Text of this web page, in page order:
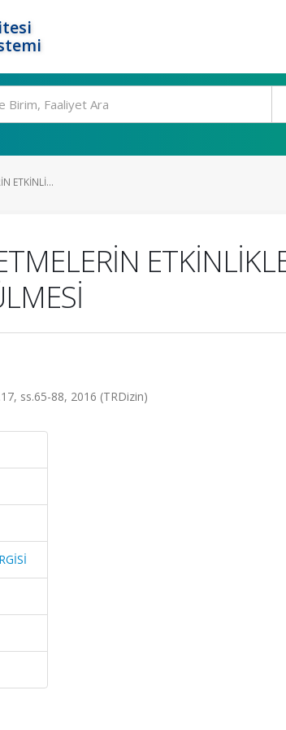
ETKİNLİ...
ss.65-88, 2016 (TRDizin)